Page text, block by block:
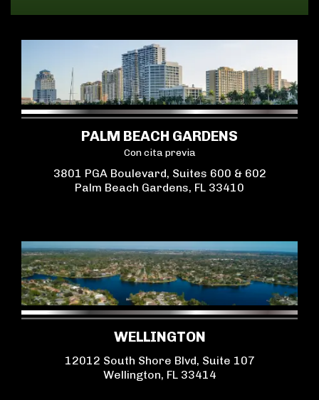
PALM BEACH GARDENS
Con cita previa
3801 PGA Boulevard, Suites 600 & 602
Palm Beach Gardens, FL 33410
WELLINGTON
12012 South Shore Blvd, Suite 107
Wellington, FL 33414